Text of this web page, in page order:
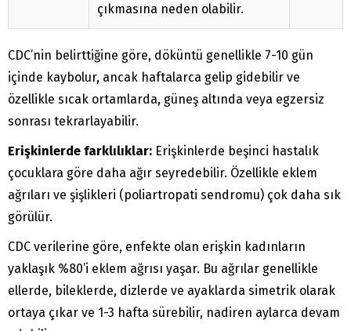
çıkmasına neden olabilir.
CDC’nin belirttiğine göre, döküntü genellikle 7-10 gün
içinde kaybolur, ancak haftalarca gelip gidebilir ve
özellikle sıcak ortamlarda, güneş altında veya egzersiz
sonrası tekrarlayabilir.
Erişkinlerde farklılıklar: Erişkinlerde beşinci hastalık
çocuklara göre daha ağır seyredebilir. Özellikle eklem
ağrıları ve şişlikleri (poliartropati sendromu) çok daha sık
görülür.
CDC verilerine göre, enfekte olan erişkin kadınların
yaklaşık %80’i eklem ağrısı yaşar. Bu ağrılar genellikle
ellerde, bileklerde, dizlerde ve ayaklarda simetrik olarak
ortaya çıkar ve 1-3 hafta sürebilir, nadiren aylarca devam